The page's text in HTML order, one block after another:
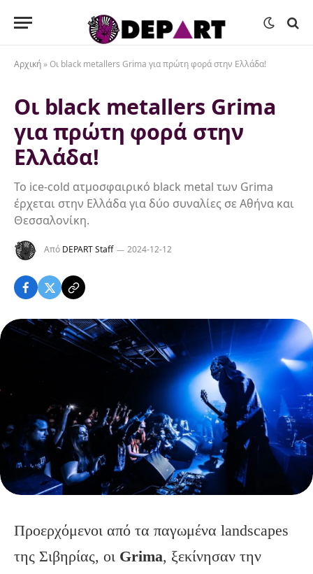
Αρχική »Οι black metallers Grima για πρώτη φορά στην Ελλάδα!
Οι black metallers Grima
για πρώτη φορά στην
Ελλάδα!
To ice-cold ατμοσφαιρικό black metal των Grima
έρχεται στην Ελλάδα για δύο συναλίες σε Αθήνα και
Θεσσαλονίκη.
Από DEPART Staff 2024-12-12
Προερχόμενοι από τα παγωμένα landscapes
της Σιβηρίας, οι Grima, ξεκίνησαν την